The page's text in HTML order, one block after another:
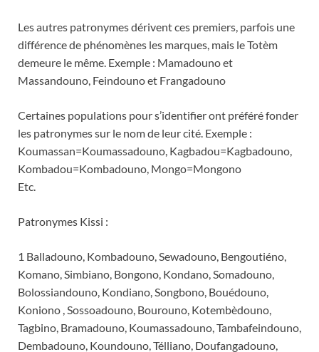
Les autres patronymes dérivent ces premiers, parfois une
différence de phénomènes les marques, mais le Totèm
demeure le même. Exemple : Mamadouno et
Massandouno, Feindouno et Frangadouno
Certaines populations pour s’identifier ont préféré fonder
les patronymes sur le nom de leur cité. Exemple :
Koumassan=Koumassadouno, Kagbadou=Kagbadouno,
Kombadou=Kombadouno, Mongo=Mongono
Etc.
Patronymes Kissi :
1 Balladouno, Kombadouno, Sewadouno, Bengoutiéno,
Komano, Simbiano, Bongono, Kondano, Somadouno,
Bolossiandouno, Kondiano, Songbono, Bouédouno,
Koniono , Sossoadouno, Bourouno, Kotembèdouno,
Tagbino, Bramadouno, Koumassadouno, Tambafeindouno,
Dembadouno, Koundouno, Télliano, Doufangadouno,